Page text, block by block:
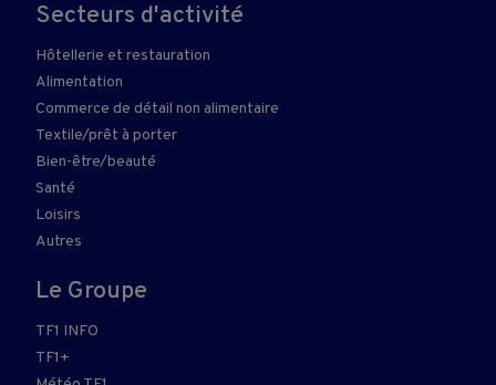
Secteurs d'activité
Hôtellerie et restauration
Alimentation
Commerce de détail non alimentaire
Textile/prêt à porter
Bien-être/beauté
Santé
Loisirs
Autres
Le Groupe
TF1 INFO
TF1+